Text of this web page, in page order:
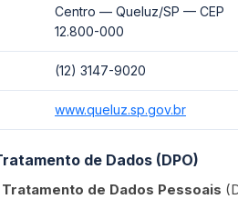
Centro — Queluz/SP — CEP
12.800-000
(12) 3147-9020
www.queluz.sp.gov.br
de Dados (DPO)
de Dados Pessoais